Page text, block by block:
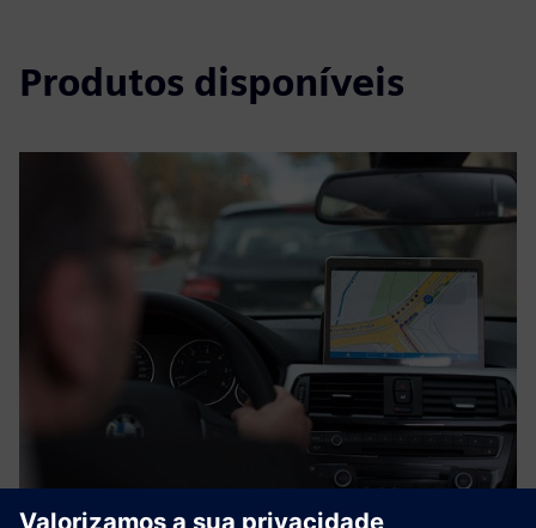
Produtos disponíveis